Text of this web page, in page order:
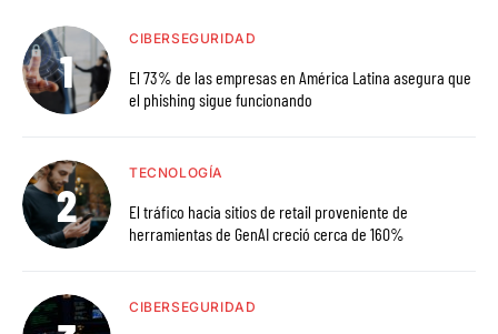
CIBERSEGURIDAD
El 73% de las empresas en América Latina asegura que
el phishing sigue funcionando
TECNOLOGÍA
El tráfico hacia sitios de retail proveniente de
herramientas de GenAI creció cerca de 160%
CIBERSEGURIDAD